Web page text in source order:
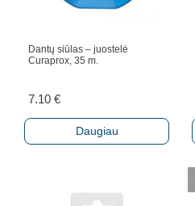
Dantų siūlas – juostelė
Curaprox, 35 m.
7.10 €
Daugiau